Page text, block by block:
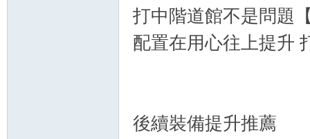
打中階道館不是問題
配置在用心往上提升
後續裝備提升推薦